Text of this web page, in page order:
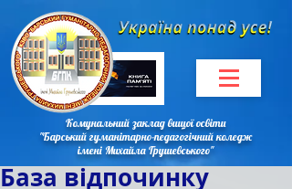
Комунальний заклад вищої освіти
"Барський гуманітарно-педагогічний коледж
імені Михайла Грушевського"
База відпочинку